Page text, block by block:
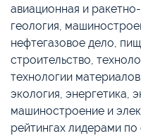
авиационная и
геология,
нефтегазовое дело,
строительство,
технологии
экология, энергетика,
машиностроение и
рейтингах лидерами